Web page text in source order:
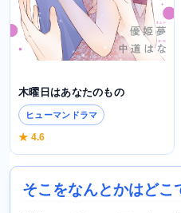
木曜日はあなたのもの
ヒューマンドラマ
★ 4.6
そこをなんとかはどこ